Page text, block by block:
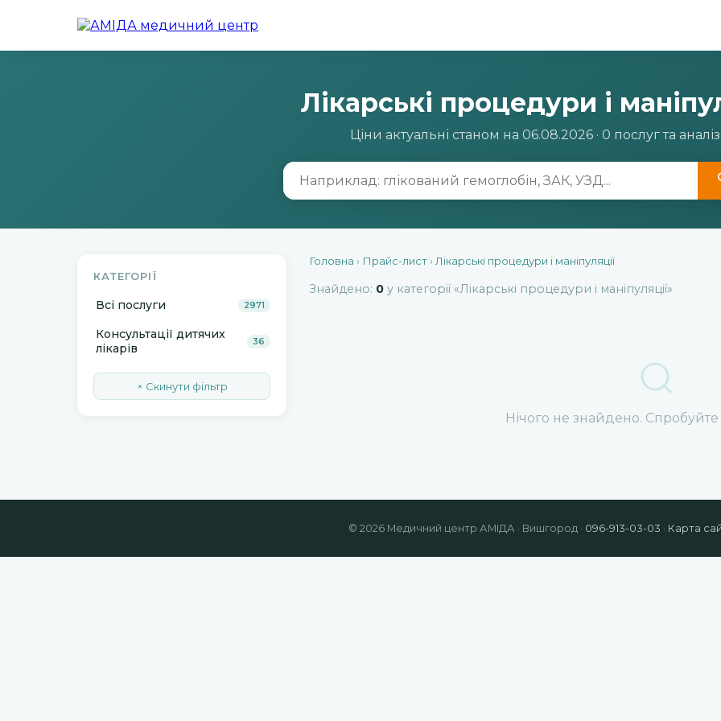
Лікарські процедури і
Ціни актуальні станом на 06.08.2026 · 0 послуг та
КАТЕГОРІЇ
Всі послуги 2971
Консультації дитячих
лікарів
36
× Скинути фільтр
Головна › Прайс-лист › Лікарські процедури і маніпуляції
Знайдено: 0 у категорії «Лікарські процедури і маніпуляції»
Нічого не знайдено.
© 2026 Медичний центр АМІДА · Вишгород · 096-913-03-03 · Карта